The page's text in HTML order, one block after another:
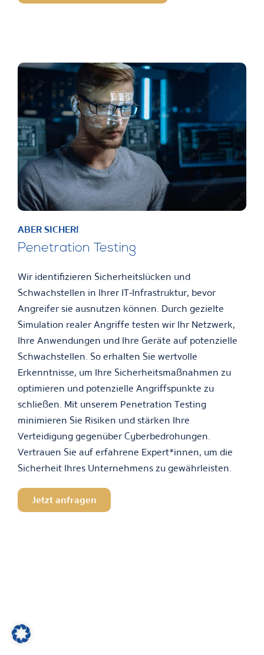
ABER SICHER!
Penetration Testing
Wir identifizieren Sicherheitslücken und
Schwachstellen in Ihrer IT-Infrastruktur, bevor
Angreifer sie ausnutzen können. Durch gezielte
Simulation realer Angriffe testen wir Ihr Netzwerk,
Ihre Anwendungen und Ihre Geräte auf potenzielle
Schwachstellen. So erhalten Sie wertvolle
Erkenntnisse, um Ihre Sicherheitsmaßnahmen zu
optimieren und potenzielle Angriffspunkte zu
schließen. Mit unserem Penetration Testing
minimieren Sie Risiken und stärken Ihre
Verteidigung gegenüber Cyberbedrohungen.
Vertrauen Sie auf erfahrene Expert*innen, um die
Sicherheit Ihres Unternehmens zu gewährleisten.
Jetzt anfragen